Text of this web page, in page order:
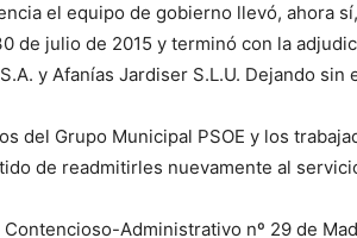
el equipo de gobierno llevó, ahora
de julio de 2015 y terminó con la
y Afanías Jardiser S.L.U. Dejando
del Grupo Municipal PSOE y los
de readmitirles nuevamente al
Contencioso-Administrativo nº 29 de